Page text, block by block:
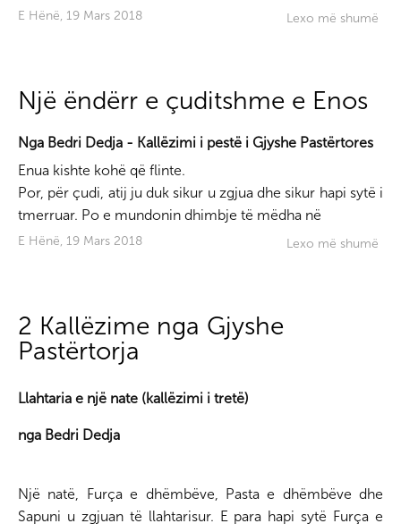
E Hënë, 19 Mars 2018 Lexo më shumë
Një ëndërr e çuditshme e Enos
Nga Bedri Dedja - Kallëzimi i pestë i Gjyshe Pastërtores
Enua kishte kohë që flinte.
Por, për çudi, atij ju duk sikur u zgjua dhe sikur hapi sytë i
tmerruar. Po e mundonin dhimbje të mëdha në
E Hënë, 19 Mars 2018 Lexo më shumë
2 Kallëzime nga Gjyshe
Pastërtorja
Llahtaria e një nate (kallëzimi i tretë)
nga Bedri Dedja
Një natë, Furça e dhëmbëve, Pasta e dhëmbëve dhe
Sapuni u zgjuan të llahtarisur. E para hapi sytë Furça e